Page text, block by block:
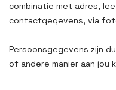
combinatie met adres,
contactgegevens, via
Persoonsgegevens zijn
of andere manier aan jou